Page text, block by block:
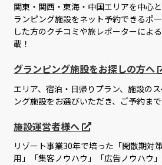
関東・関西・東海・中国エリアを中心
ランピング施設をネット予約できるポ
した方のクチコミや旅レポーターによ
載！
グランピング施設をお探しの方へ
エリア、宿泊・日帰りプラン、施設の
ング施設をお選びいただき、ご予約まで
施設運営者様へ
リゾート事業30年で培った「閑散期対
用」「集客ノウハウ」「広告ノウハウ」